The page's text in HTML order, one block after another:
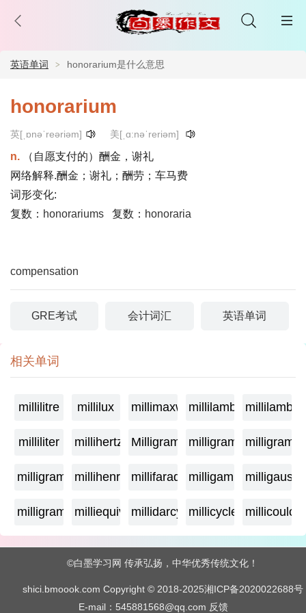
英语单词 honorarium是什么意思
honorarium
英[ˌɒnəˈreəriəm] 美[ˌɑ:nəˈreriəm]
n.
（自愿支付的）酬金，谢礼
网络解释.酬金；谢礼；酬劳；车马费
词形变化:
复数： honorariums 复数： honoraria
compensation
GRE考试 会计词汇 英语单词
相关单词
millilitre millilux millimaxwellmillilambda
milliliter millihertz Milligramagemilligrame
milligrammemillihenry millifarad milligammamilligauss
milligram milliequivalentmillidarcy millicycle
©白墨学习网 传承弘扬，中华优秀传统文化！
shici.bmoook.com Copyright © 2018-2025湘ICP备2020022688号
E-mail：545881568@qq.com 反馈